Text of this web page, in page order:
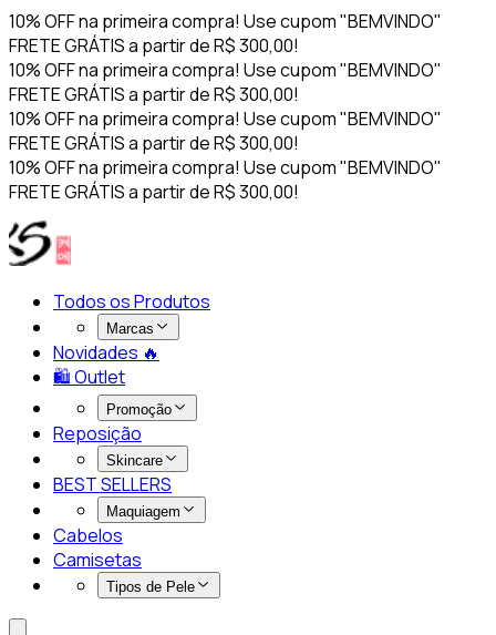
10% OFF na primeira compra! Use cupom "BEMVINDO"
FRETE GRÁTIS a partir de R$ 300,00!
10% OFF na primeira compra! Use cupom "BEMVINDO"
FRETE GRÁTIS a partir de R$ 300,00!
10% OFF na primeira compra! Use cupom "BEMVINDO"
FRETE GRÁTIS a partir de R$ 300,00!
10% OFF na primeira compra! Use cupom "BEMVINDO"
FRETE GRÁTIS a partir de R$ 300,00!
Todos os Produtos
Marcas
Novidades 🔥​
🛍️ Outlet
Promoção
Reposição
Skincare
BEST SELLERS
Maquiagem
Cabelos
Camisetas
Tipos de Pele